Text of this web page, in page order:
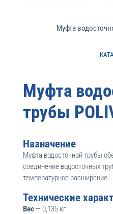
Муфта
Муфта
трубы
Назначение
Муфта водосточной трубы
соединение водосточных
температурное расширение.
Технические
Вес— 0,135 кг